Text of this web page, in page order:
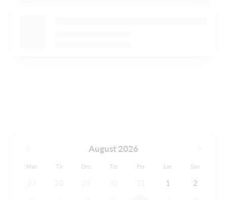
August 2026
Man Tir Ons Tor Fre Lør Søn
1 2